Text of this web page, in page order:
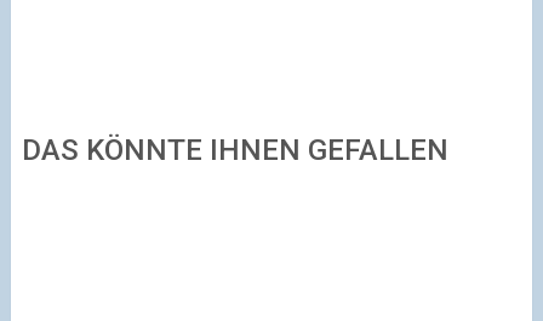
DAS KÖNNTE IHNEN GEFALLEN